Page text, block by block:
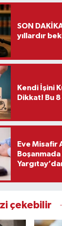
SON DAKİKA!
yıllardır
Kendi İşini
Dikkat! Bu
Eve Misafir
Boşanmada
çekebilir